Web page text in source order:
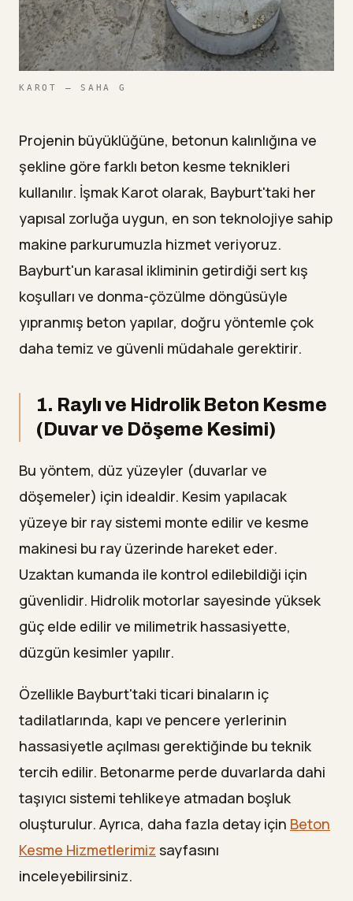
KAROT — SAHA G
Projenin büyüklüğüne, betonun kalınlığına ve
şekline göre farklı beton kesme teknikleri
kullanılır. İşmak Karot olarak, Bayburt'taki her
yapısal zorluğa uygun, en son teknolojiye sahip
makine parkurumuzla hizmet veriyoruz.
Bayburt'un karasal ikliminin getirdiği sert kış
koşulları ve donma-çözülme döngüsüyle
yıpranmış beton yapılar, doğru yöntemle çok
daha temiz ve güvenli müdahale gerektirir.
1. Raylı ve Hidrolik Beton Kesme
(Duvar ve Döşeme Kesimi)
Bu yöntem, düz yüzeyler (duvarlar ve
döşemeler) için idealdir. Kesim yapılacak
yüzeye bir ray sistemi monte edilir ve kesme
makinesi bu ray üzerinde hareket eder.
Uzaktan kumanda ile kontrol edilebildiği için
güvenlidir. Hidrolik motorlar sayesinde yüksek
güç elde edilir ve milimetrik hassasiyette,
düzgün kesimler yapılır.
Özellikle Bayburt'taki ticari binaların iç
tadilatlarında, kapı ve pencere yerlerinin
hassasiyetle açılması gerektiğinde bu teknik
tercih edilir. Betonarme perde duvarlarda dahi
taşıyıcı sistemi tehlikeye atmadan boşluk
oluşturulur. Ayrıca, daha fazla detay için Beton
Kesme Hizmetlerimiz sayfasını
inceleyebilirsiniz.